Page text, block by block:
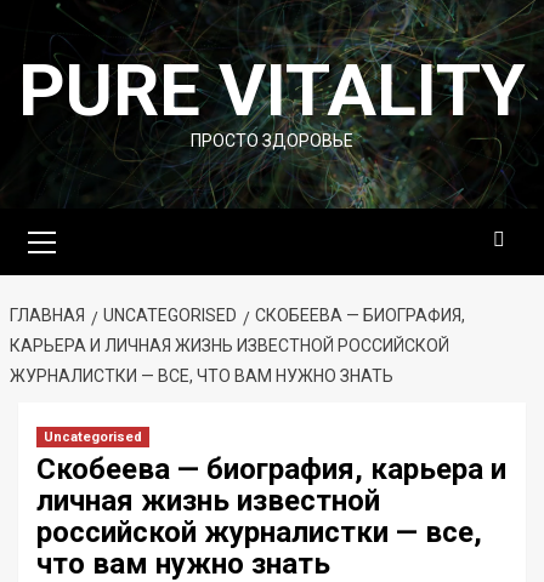
Перейти
содержимому
PURE VITALITY
ПРОСТО ЗДОРОВЬЕ
меню
ГЛАВНАЯ UNCATEGORISED
СКОБЕЕВА — БИОГРАФИЯ,
КАРЬЕРА И ЛИЧНАЯ ЖИЗНЬ ИЗВЕСТНОЙ РОССИЙСКОЙ
ЖУРНАЛИСТКИ — ВСЕ, ЧТО ВАМ НУЖНО ЗНАТЬ
Uncategorised
Скобеева — биография, карьера и
личная жизнь известной
российской журналистки — все,
что вам нужно знать